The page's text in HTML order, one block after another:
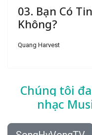
03. Bạn Có
Không?
Quang Harvest
Chúng tôi
nhạc